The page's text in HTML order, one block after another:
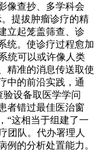
像查抄、多学科会
提拔肿瘤诊疗的精
立起笼盖筛查、诊
统。使诊疗过程愈加
统可以或许像人类
精准的消息传送取使
中的前沿实践，通
验设备取医学学问
者错过最佳医治窗
“这相当于组建了一
团队。代办署理人
例的分析处置能力。